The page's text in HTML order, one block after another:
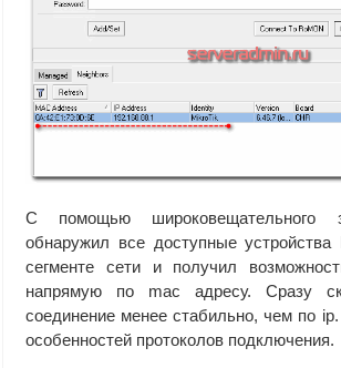
С помощью широковещательного
обнаружил все доступные
сегменте сети и получил
напрямую по mac адресу. Сразу
соединение менее стабильно, чем по
особенностей протоколов подключения.